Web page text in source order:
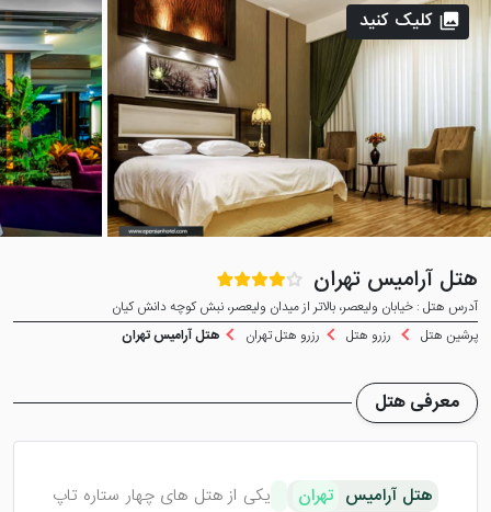
هتل آرامیس تهران
آدرس هتل : خيابان وليعصر، بالاتر از ميدان وليعصر، نبش کوچه دانش کيان
پرشین هتل
رزرو هتل رزرو هتل تهران هتل آرامیس تهران
کلیک کنید
معرفی هتل
هتل آرامیس تهران
یکی از هتل‌ های چهار ستاره تاپ